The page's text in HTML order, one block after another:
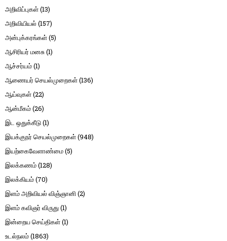
அறிவிப்புகள்(13)
அறிவியியல் (157)
அன்புக்கரங்கள்(5)
ஆசிரியர் மனசு(1)
ஆச்சர்யம்(1)
ஆணையர் செயல்முறைகள்(136)
ஆய்வுகள்(22)
ஆன்மீகம்(26)
இட ஒதுக்கீடு(1)
இயக்குநர் செயல்முறைகள்(948)
இயற்கைவேளாண்மை(5)
இலக்கணம்(128)
இலக்கியம்(70)
இளம் அறிவியல் விஞ்ஞானி (2)
இளம் கவிஞர் விருது(1)
இன்றைய செய்திகள்(1)
உடல்நலம்(1863)